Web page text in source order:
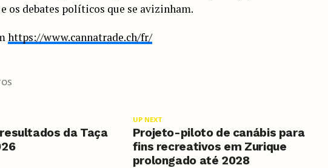
os debates políticos que se avizinham.
https://www.cannatrade.ch/fr/
UP NEXT
Projeto-piloto de canábis para
fins recreativos em Zurique
prolongado até 2028
da Taça